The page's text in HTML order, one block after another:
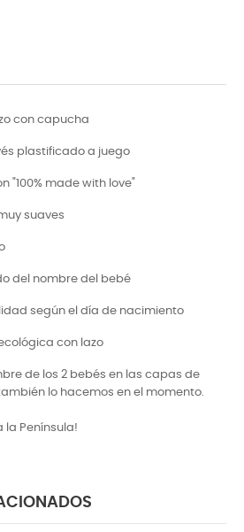
con capucha
plastificado a juego
"100% made with love"
suaves
del nombre del bebé
según el día de nacimiento
con lazo
de los 2 bebés en las capas de
lo hacemos en el momento.
la Península!